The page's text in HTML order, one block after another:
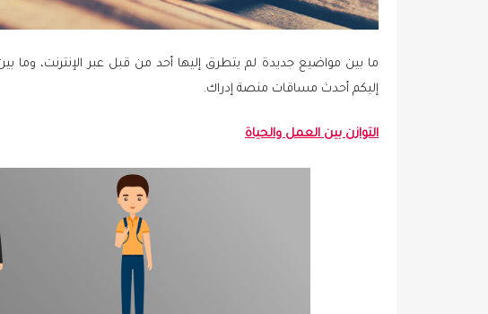
ما بين مواضيع جديدة لم يتطرق إليها أحد من قبل عبر الإنترنت، وما
إليكم أحدث مساقات منصة إدراك.
التوازن بين العمل والحياة